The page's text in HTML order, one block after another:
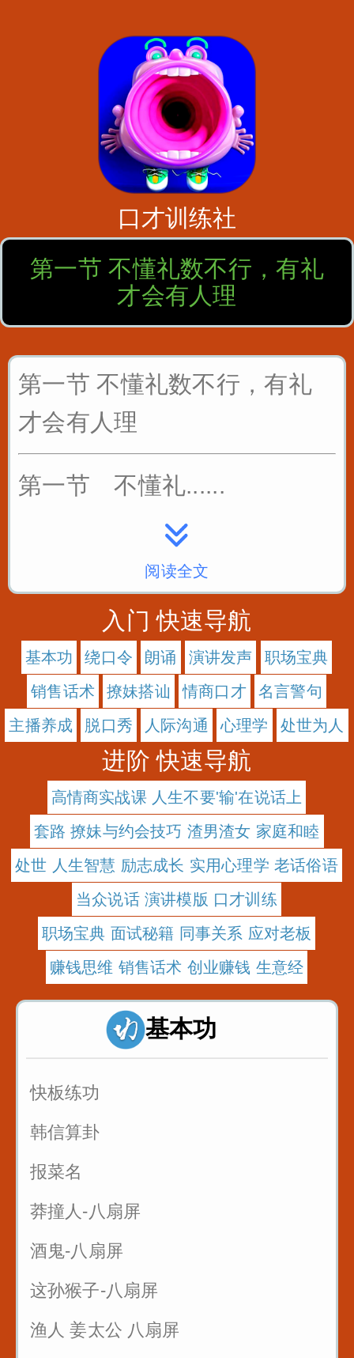
口才训练社
第一节 不懂礼数不行，有礼
才会有人理
第一节 不懂礼数不行，有礼
才会有人理
第一节 不懂礼......
阅读全文
入门 快速导航
基本功 绕口令 朗诵 演讲发声
职场宝典
销售话术
撩妹搭讪 情商口才
名言警句
主播养成
脱口秀 人际沟通 心理学 处世为人
进阶 快速导航
高情商实战课 人生不要'输'在说话上
套路 撩妹与约会技巧 渣男渣女 家庭和睦
处世 人生智慧 励志成长 实用心理学 老话俗语
当众说话 演讲模版 口才训练
职场宝典 面试秘籍 同事关系 应对老板
赚钱思维 销售话术 创业赚钱 生意经
基本功
快板练功
韩信算卦
报菜名
莽撞人-八扇屏
酒鬼-八扇屏
这孙猴子-八扇屏
渔人 姜太公 八扇屏